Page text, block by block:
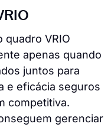
quadro VRIO
apenas quando
juntos para
e eficácia seguros
competitiva.
gerenciar